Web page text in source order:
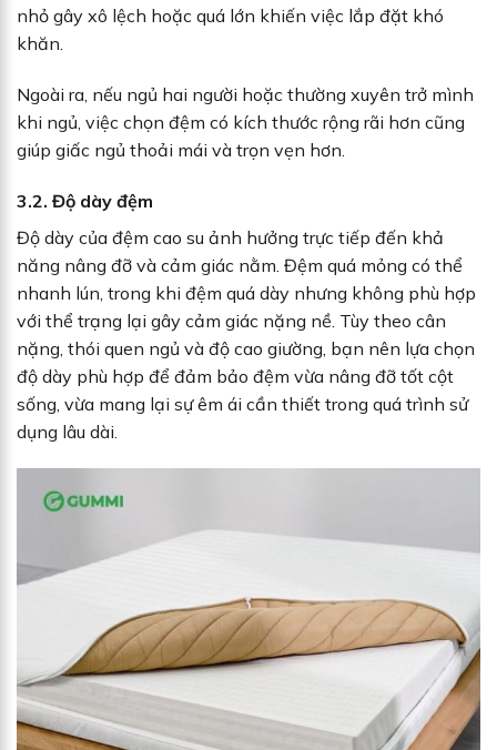
nhỏ gây xô lệch hoặc quá lớn khiến việc lắp đặt khó
khăn.
Ngoài ra, nếu ngủ hai người hoặc thường xuyên trở mình
khi ngủ, việc chọn đệm có kích thước rộng rãi hơn cũng
giúp giấc ngủ thoải mái và trọn vẹn hơn.
3.2. Độ dày đệm
Độ dày của đệm cao su ảnh hưởng trực tiếp đến khả
năng nâng đỡ và cảm giác nằm. Đệm quá mỏng có thể
nhanh lún, trong khi đệm quá dày nhưng không phù hợp
với thể trạng lại gây cảm giác nặng nề. Tùy theo cân
nặng, thói quen ngủ và độ cao giường, bạn nên lựa chọn
độ dày phù hợp để đảm bảo đệm vừa nâng đỡ tốt cột
sống, vừa mang lại sự êm ái cần thiết trong quá trình sử
dụng lâu dài.